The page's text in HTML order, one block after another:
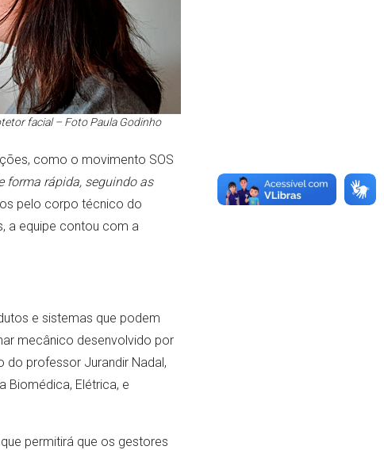
facial – Foto Paula Godinho
como o movimento SOS
forma rápida, seguindo as
pelo corpo técnico do
a equipe contou com a
e sistemas que podem
mecânico desenvolvido por
do professor Jurandir Nadal,
Biomédica, Elétrica, e
permitirá que os gestores